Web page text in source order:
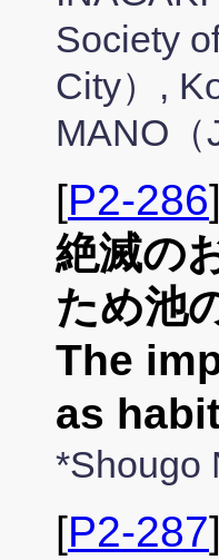
Society
City）,
MANO
[P2-286]
絶滅の
ため池
The
as
*Shougo
[P2-287]